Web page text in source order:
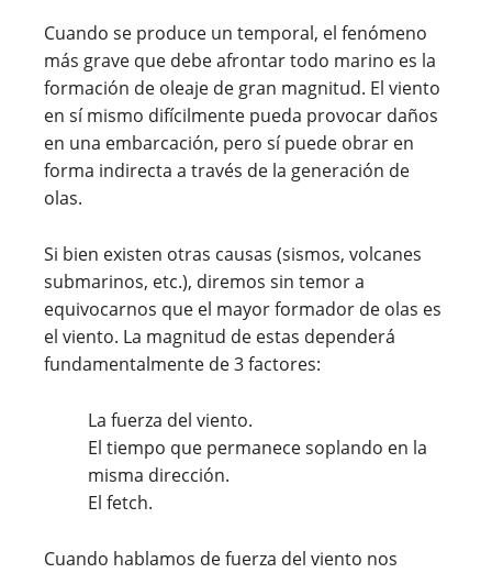
Cuando se produce un temporal, el fenómeno
más grave que debe afrontar todo marino es la
formación de oleaje de gran magnitud. El viento
en sí mismo difícilmente pueda provocar daños
en una embarcación, pero sí puede obrar en
forma indirecta a través de la generación de
olas.
Si bien existen otras causas (sismos, volcanes
submarinos, etc.), diremos sin temor a
equivocarnos que el mayor formador de olas es
el viento. La magnitud de estas dependerá
fundamentalmente de 3 factores:
La fuerza del viento.
El tiempo que permanece soplando en la
misma dirección.
El fetch.
Cuando hablamos de fuerza del viento nos